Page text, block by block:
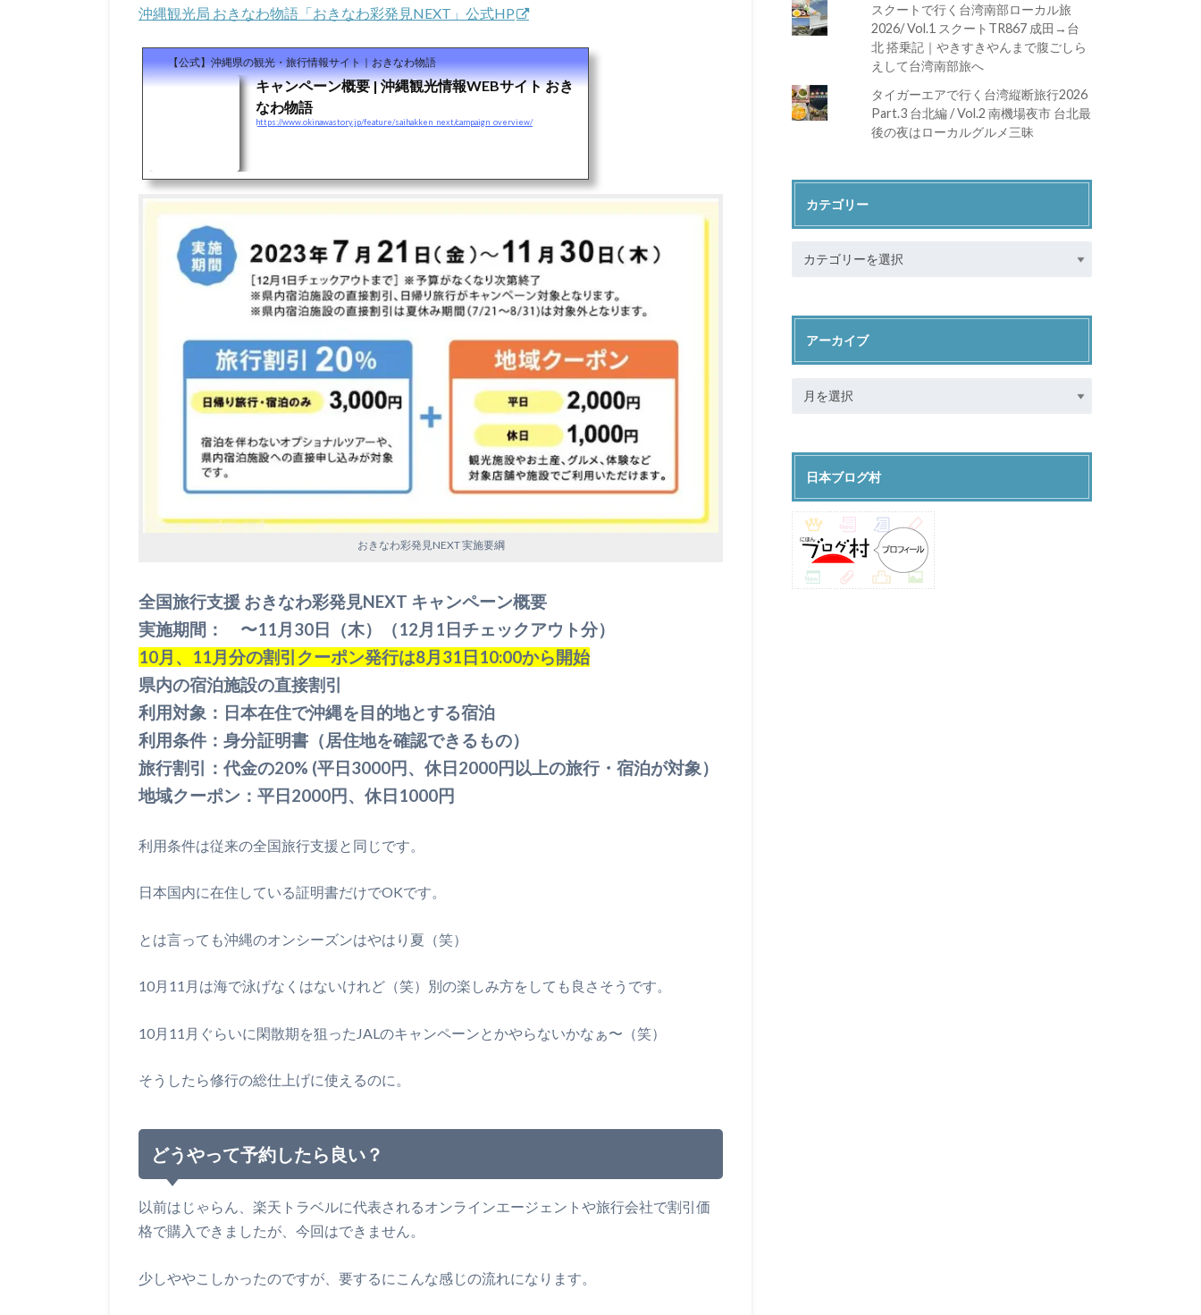
沖縄観光局 おきなわ物語「おきなわ彩発見NEXT」公式HP
【公式】沖縄県の観光・旅行情報サイト｜おきなわ物語
キャンペーン概要 | 沖縄観光情報WEBサイト おき
なわ物語
https://www.okinawastory.jp/feature/saihakken_next/campaign_overview/
おきなわ彩発見NEXT 実施要綱
全国旅行支援 おきなわ彩発見NEXT キャンペーン概要
実施期間： 〜11月30日（木）（12月1日チェックアウト分）
10月、11月分の割引クーポン発行は8月31日10:00から開始
県内の宿泊施設の直接割引
利用対象：日本在住で沖縄を目的地とする宿泊
利用条件：身分証明書（居住地を確認できるもの）
旅行割引：代金の20% (平日3000円、休日2000円以上の旅行・宿泊が対象）
地域クーポン：平日2000円、休日1000円
利用条件は従来の全国旅行支援と同じです。
日本国内に在住している証明書だけでOKです。
とは言っても沖縄のオンシーズンはやはり夏（笑）
10月11月は海で泳げなくはないけれど（笑）別の楽しみ方をしても良さそうです。
10月11月ぐらいに閑散期を狙ったJALのキャンペーンとかやらないかなぁ〜（笑）
そうしたら修行の総仕上げに使えるのに。
どうやって予約したら良い？
以前はじゃらん、楽天トラベルに代表されるオンラインエージェントや旅行会社で割引価
格で購入できましたが、今回はできません。
少しややこしかったのですが、要するにこんな感じの流れになります。
スクートで行く台湾南部ローカル旅
2026/ Vol.1 スクートTR867 成田→台
北 搭乗記｜やきすきやんまで腹ごしら
えして台湾南部旅へ
タイガーエアで行く台湾縦断旅行2026
Part.3 台北編 / Vol.2 南機場夜市 台北最
後の夜はローカルグルメ三昧
カテゴリー
アーカイブ
日本ブログ村